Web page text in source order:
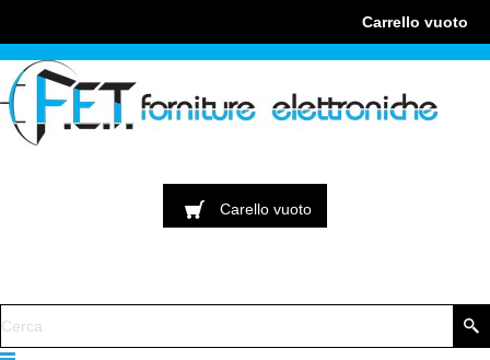
Carrello vuoto
Carello vuoto